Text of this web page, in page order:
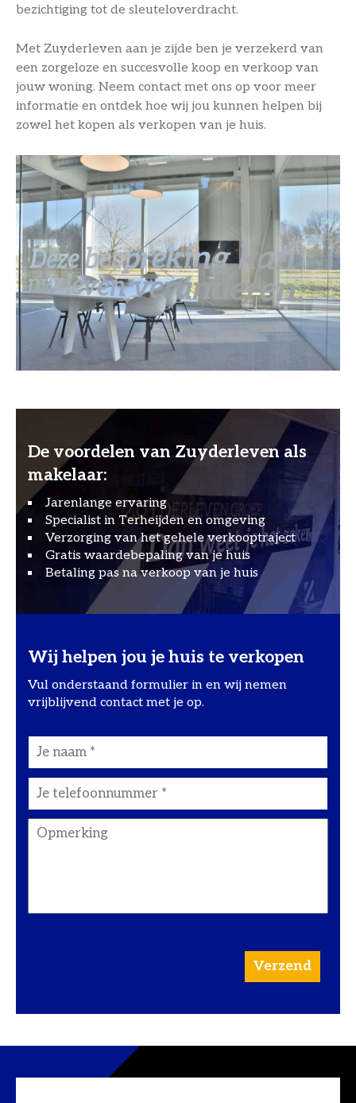
bezichtiging tot de sleuteloverdracht.
Met Zuyderleven aan je zijde ben je verzekerd van
een zorgeloze en succesvolle koop en verkoop van
jouw woning. Neem contact met ons op voor meer
informatie en ontdek hoe wij jou kunnen helpen bij
zowel het kopen als verkopen van je huis.
De voordelen van Zuyderleven als
makelaar:
Jarenlange ervaring
Specialist in Terheijden en omgeving
Verzorging van het gehele verkooptraject
Gratis waardebepaling van je huis
Betaling pas na verkoop van je huis
Wij helpen jou je huis te verkopen
Vul onderstaand formulier in en wij nemen
vrijblijvend contact met je op.